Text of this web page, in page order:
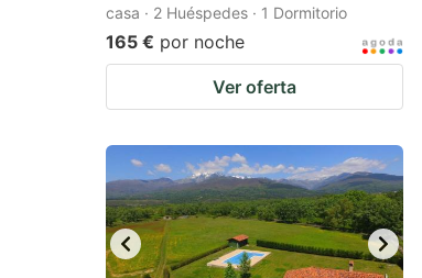
casa · 2 Huéspedes · 1 Dormitorio
165 € por noche
Ver oferta